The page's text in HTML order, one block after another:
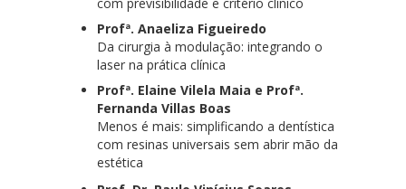
Profª. Anaeliza Figueiredo
Da cirurgia à modulação: integrando o
laser na prática clínica
Profª. Elaine Vilela Maia e Profª.
Fernanda Villas Boas
Menos é mais: simplificando a dentística
com resinas universais sem abrir mão da
estética